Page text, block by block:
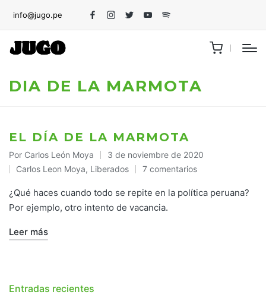
info@jugo.pe
FacebookInstagram
TwitterYoutubeSpotify
DIA DE LA MARMOTA
EL DÍA DE LA MARMOTA
Publicado
por
Por Carlos León Moya 3 de noviembre de 2020
Publicado
en
Carlos Leon Moya, Liberados 7 comentarios
¿Qué haces cuando todo se repite en la política peruana?
Por ejemplo, otro intento de vacancia.
Leer más
Entradas recientes